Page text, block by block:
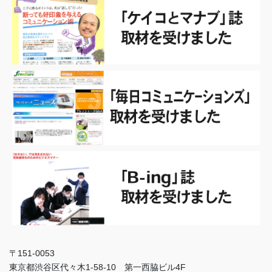
〒151-0053
東京都渋谷区代々木1-58-10 第一西脇ビル4F